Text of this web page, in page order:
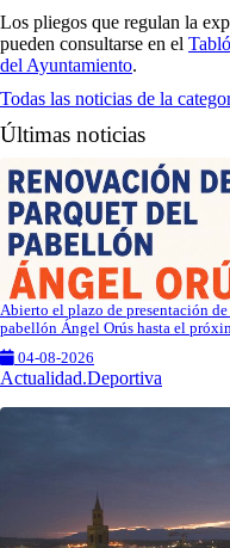
Los pliegos que regulan la
pueden consultarse en el
del Ayuntamiento.
Todas las noticias de la
Últimas noticias
Abierto el plazo de presentación
pabellón Ángel Orús hasta el
04-08-2026
Actualidad.Deportiva